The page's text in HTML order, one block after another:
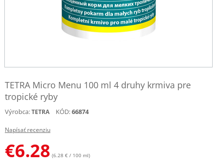
TETRA Micro Menu 100 ml 4 druhy krmiva pre
tropické ryby
Výrobca:TETRA KÓD:66874
Napísať recenziu
€6.28 (6.28 € / 100 ml)